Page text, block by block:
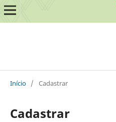
Início / Cadastrar
Cadastrar